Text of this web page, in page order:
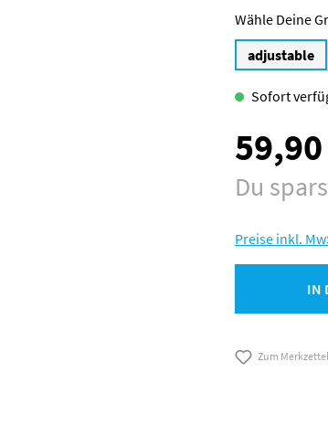
adjustable
Sofort
Verkaufspreis:
Du
Preise inkl.
IN
Zum